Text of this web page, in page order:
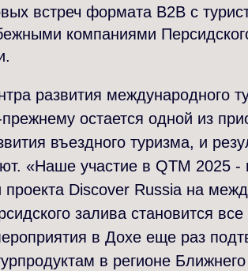
встреч формата B2B с
компаниями
развития международного
остается одной из
въездного туризма, и
«Наше участие в QTM 2025
проекта Discover Russia на
залива становится
в Дохе еще раз
в регионе